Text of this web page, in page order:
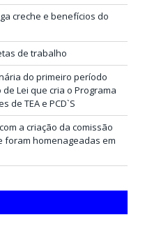
creche e benefícios do
de trabalho
do primeiro período
Lei que cria o Programa
de TEA e PCD`S
a criação da comissão
foram homenageadas em